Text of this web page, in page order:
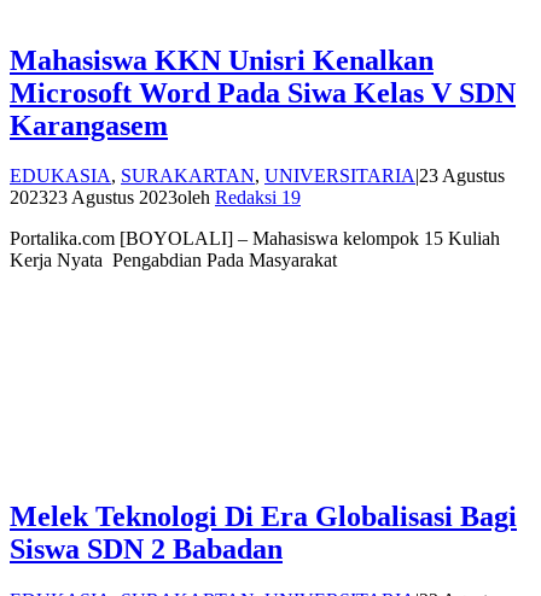
Mahasiswa KKN Unisri Kenalkan
Microsoft Word Pada Siwa Kelas V SDN
Karangasem
EDUKASIA, SURAKARTAN, UNIVERSITARIA|23 Agustus
202323 Agustus 2023oleh Redaksi 19
Portalika.com [BOYOLALI] – Mahasiswa kelompok 15 Kuliah
Kerja Nyata Pengabdian Pada Masyarakat
Melek Teknologi Di Era Globalisasi Bagi
Siswa SDN 2 Babadan